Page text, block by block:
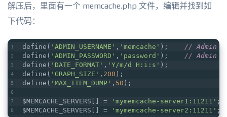
解压后，里面有一个 memcache.php 文件，编辑并找到如
下代码：
define( 'ADMIN_USERNAME' , 'memcache' );
// Admin
define( 'ADMIN_PASSWORD' , 'password' ); // Admin
define( 'DATE_FORMAT' , 'Y/m/d H:i:s' );
define( 'GRAPH_SIZE' , 200 );
define( 'MAX_ITEM_DUMP' , 50 );
$MEMCACHE_SERVERS[] = 'mymemcache-server1:11211' ;
$MEMCACHE_SERVERS[] =
'mymemcache-server2:11211' ;